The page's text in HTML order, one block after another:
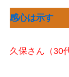
感心は示す
久保さん（30